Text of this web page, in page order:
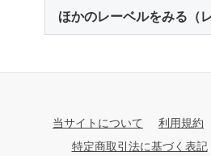
ほかのレーベルをみる（
当サイトについて 利用規約
特定商取引法に基づく表記